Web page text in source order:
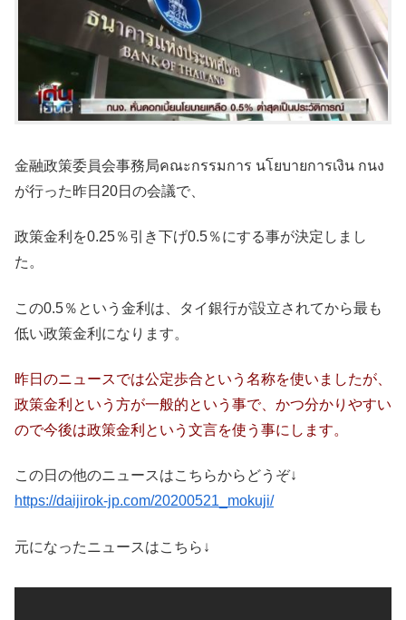
金融政策委員会事務局คณะกรรมการ นโยบายการเงิน กนง
が行った昨日20日の会議で、
政策金利を0.25％引き下げ0.5％にする事が決定しまし
た。
この0.5％という金利は、タイ銀行が設立されてから最も
低い政策金利になります。
昨日のニュースでは公定歩合という名称を使いましたが、
政策金利という方が一般的という事で、かつ分かりやすい
ので今後は政策金利という文言を使う事にします。
この日の他のニュースはこちらからどうぞ↓
https://daijirok-jp.com/20200521_mokuji/
元になったニュースはこちら↓